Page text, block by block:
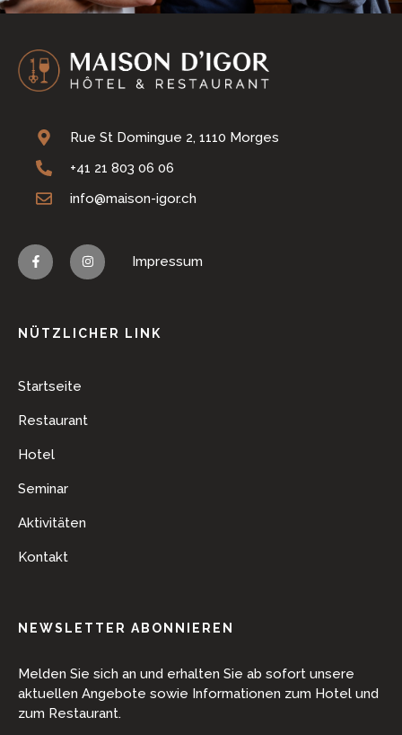
Rue St Domingue 2, 1110 Morges
+41 21 803 06 06
info@maison-igor.ch
Impressum
NÜTZLICHER LINK
Startseite
Restaurant
Hotel
Seminar
Aktivitäten
Kontakt
NEWSLETTER ABONNIEREN
Melden Sie sich an und erhalten Sie ab sofort unsere
aktuellen Angebote sowie Informationen zum Hotel und
zum Restaurant.